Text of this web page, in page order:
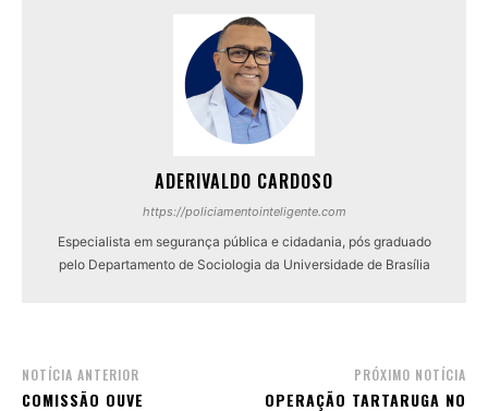
ADERIVALDO CARDOSO
https://policiamentointeligente.com
Especialista em segurança pública e cidadania, pós graduado
pelo Departamento de Sociologia da Universidade de Brasília
NOTÍCIA ANTERIOR
COMISSÃO OUVE
PRÓXIMO NOTÍCIA
OPERAÇÃO TARTARUGA NO